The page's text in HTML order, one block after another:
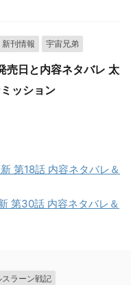
新刊情報 宇宙兄弟
売日と内容ネタバレ 太
ッション
第18話 内容ネタバレ＆
第30話 内容ネタバレ＆
スラーン戦記